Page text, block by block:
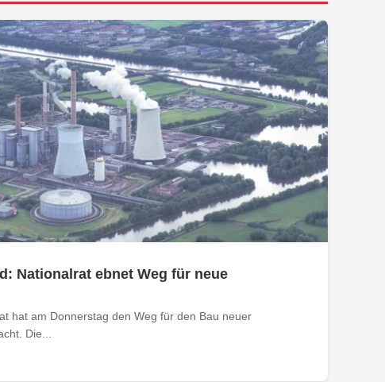
Nationalrat ebnet Weg für neue
hat am Donnerstag den Weg für den Bau neuer
Die...